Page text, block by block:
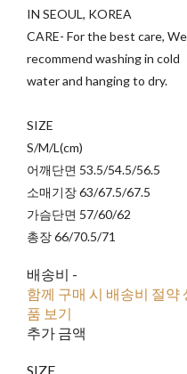
IN SEOUL, KOREA
CARE- For the best care, We
recommend washing in cold
water and hanging to dry.
SIZE
S/M/L(cm)
어깨단면 53.5/54.5/56.5
소매기장 63/67.5/67.5
가슴단면 57/60/62
총장 66/70.5/71
배송비 -
함께 구매 시 배송비 절약
품 보기
추가 금액
SIZE